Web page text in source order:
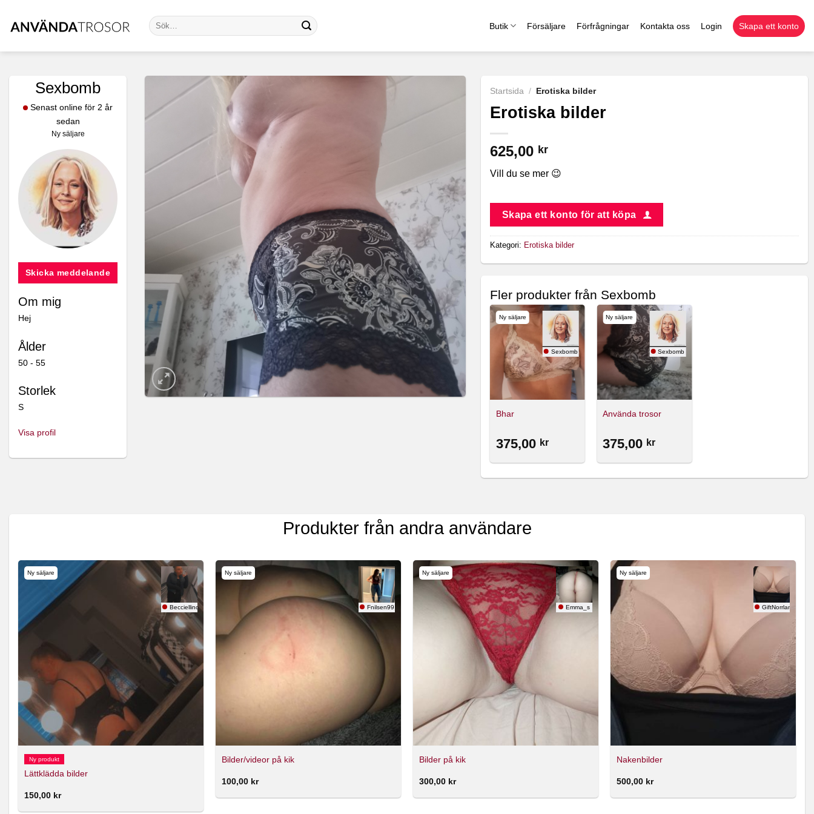
Sök
efter:
Butik Försäljare Förfrågningar Kontakta oss Login Skapa ett konto
Sexbomb
Senast online för 2 år
sedan
Ny säljare
Skicka meddelande
Om mig
Hej
Ålder
50 - 55
Storlek
S
Visa profil
Startsida / Erotiska bilder
Erotiska bilder
625,00 kr
Vill du se mer 😉
Skapa ett konto för att köpa
Kategori: Erotiska bilder
Fler produkter från Sexbomb
Ny säljare
Sexbomb
Bhar
375,00 kr
Ny säljare
Sexbomb
Använda trosor
375,00 kr
Produkter från andra användare
Ny säljare
Becciellinor
Ny produkt
Lättklädda bilder
150,00 kr
Ny säljare
Fnilsen99
Bilder/videor på kik
100,00 kr
Ny säljare
Emma_s
Bilder på kik
300,00 kr
Ny säljare
GiftNorrland85
Nakenbilder
500,00 kr